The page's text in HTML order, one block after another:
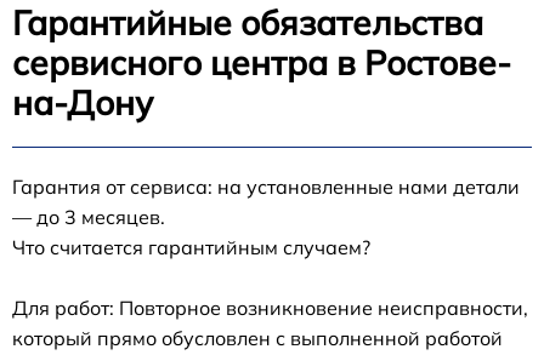
Гарантийные обязательства
сервисного центра в Ростове-
на-Дону
Гарантия от сервиса: на установленные нами детали
— до 3 месяцев.
Что считается гарантийным случаем?
Для работ: Повторное возникновение неисправности,
который прямо обусловлен с выполненной работой